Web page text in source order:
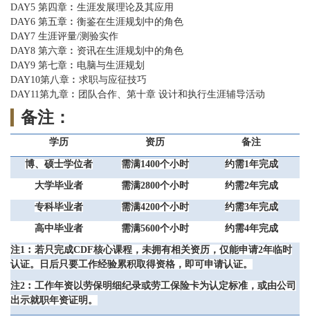
DAY5 第四章︰生涯发展理论及其应用
DAY6 第五章︰衡鉴在生涯规划中的角色
DAY7 生涯评量/测验实作
DAY8 第六章︰资讯在生涯规划中的角色
DAY9 第七章︰电脑与生涯规划
DAY10第八章︰求职与应征技巧
DAY11第九章︰团队合作、第十章 设计和执行生涯辅导活动
备注：
学历 资历 备注
博、硕士学位者 需满1400个小时 约需1年完成
大学毕业者 需满2800个小时 约需2年完成
专科毕业者 需满4200个小时 约需3年完成
高中毕业者 需满5600个小时 约需4年完成
注1︰若只完成CDF核心课程，未拥有相关资历，仅能申请2年临时
认证。日后只要工作经验累积取得资格，即可申请认证。
注2︰工作年资以劳保明细纪录或劳工保险卡为认定标准，或由公司
出示就职年资证明。